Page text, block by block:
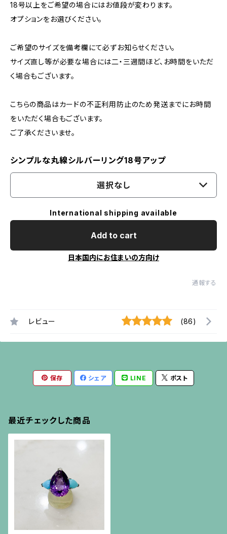
18号以上をご希望の場合にはお値段が変わります。
オプションをお選びください。
ご希望のサイズを備考欄にて必ずお知らせください。
サイズ直し等が必要な場合には二・三週間ほど、お時間をいただ
く場合もございます。
こちらの商品はカードの不正利用防止のため発送までにお時間
をいただく場合もございます。
ご了承くださいませ。
シンプルな丸線シルバーリング18号アップ
選択なし
International shipping available
Add to cart
日本国内にお住まいの方向け
通報する
レビュー (86)
保存 シェア LINE ポスト
最近チェックした商品